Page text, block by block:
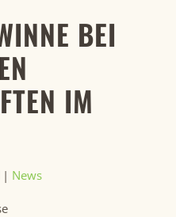
BEI
IM
| News